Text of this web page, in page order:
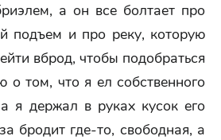
а он все болтает про
подъем и про реку, которую
вброд, чтобы подобраться
о том, что я ел собственного
я держал в руках кусок его
бродит где-то, свободная, а